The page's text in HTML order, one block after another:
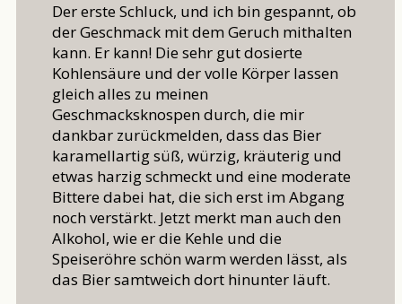
Der erste Schluck, und ich bin gespannt, ob
der Geschmack mit dem Geruch mithalten
kann. Er kann! Die sehr gut dosierte
Kohlensäure und der volle Körper lassen
gleich alles zu meinen
Geschmacksknospen durch, die mir
dankbar zurückmelden, dass das Bier
karamellartig süß, würzig, kräuterig und
etwas harzig schmeckt und eine moderate
Bittere dabei hat, die sich erst im Abgang
noch verstärkt. Jetzt merkt man auch den
Alkohol, wie er die Kehle und die
Speiseröhre schön warm werden lässt, als
das Bier samtweich dort hinunter läuft.